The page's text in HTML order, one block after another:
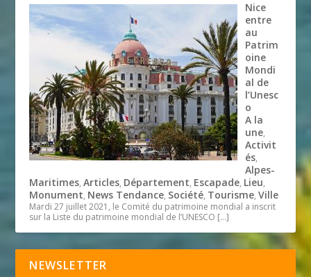
Nice
entre
au
Patrim
oine
Mondi
al de
l’Unesc
o
A la
une,
Activit
és,
Alpes-
Maritimes,Articles, Département, Escapade, Lieu,
Monument, News Tendance, Société, Tourisme,Ville
Mardi 27 juillet 2021, le Comité du patrimoine mondial a inscrit
sur la Liste du patrimoine mondial de l’UNESCO […]
NEWSLETTER